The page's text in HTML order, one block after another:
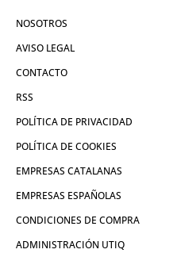
NOSOTROS
AVISO LEGAL
CONTACTO
RSS
POLÍTICA DE PRIVACIDAD
POLÍTICA DE COOKIES
EMPRESAS CATALANAS
EMPRESAS ESPAÑOLAS
CONDICIONES DE COMPRA
ADMINISTRACIÓN UTIQ